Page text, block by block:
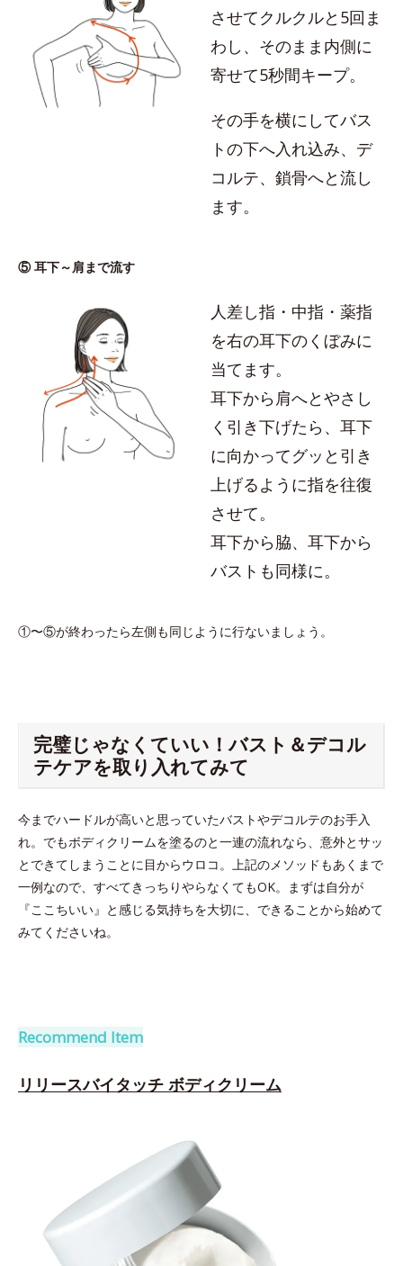
させてクルクルと5回ま
わし、そのまま内側に
寄せて5秒間キープ。
その手を横にしてバス
トの下へ入れ込み、デ
コルテ、鎖骨へと流し
ます。
⑤ 耳下～肩まで流す
人差し指・中指・薬指
を右の耳下のくぼみに
当てます。
耳下から肩へとやさし
く引き下げたら、耳下
に向かってグッと引き
上げるように指を往復
させて。
耳下から脇、耳下から
バストも同様に。
①〜⑤が終わったら左側も同じように行ないましょう。
完璧じゃなくていい！バスト＆デコル
テケアを取り入れてみて
今までハードルが高いと思っていたバストやデコルテのお手入
れ。でもボディクリームを塗るのと一連の流れなら、意外とサッ
とできてしまうことに目からウロコ。上記のメソッドもあくまで
一例なので、すべてきっちりやらなくてもOK。まずは自分が
『ここちいい』と感じる気持ちを大切に、できることから始めて
みてくださいね。
Recommend Item
リリースバイタッチ ボディクリーム